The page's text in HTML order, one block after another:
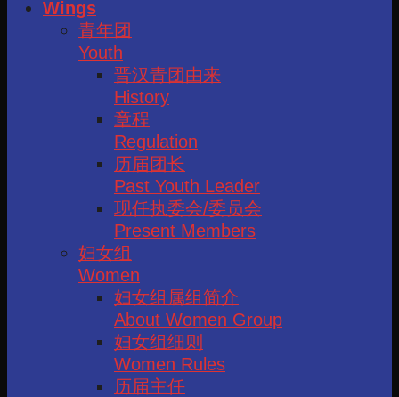
Wings
青年团
Youth
晋汉青团由来
History
章程
Regulation
历届团长
Past Youth Leader
现任执委会/委员会
Present Members
妇女组
Women
妇女组属组简介
About Women Group
妇女组细则
Women Rules
历届主任